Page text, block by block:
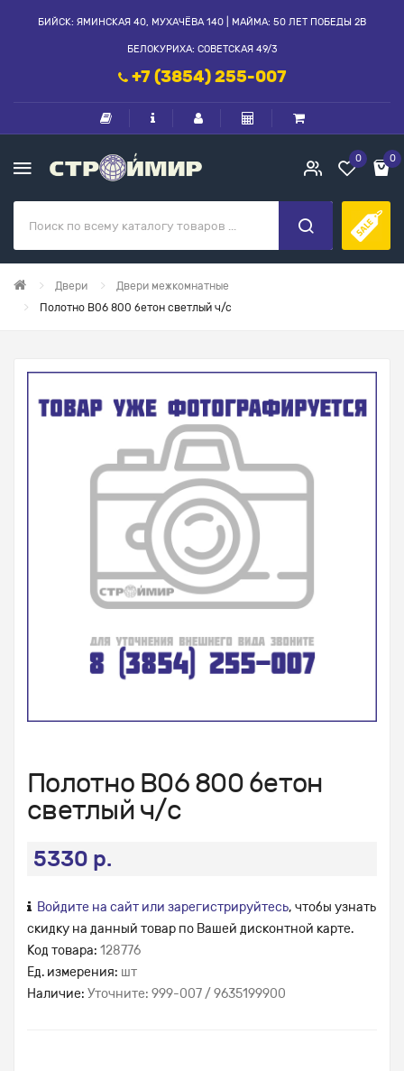
БИЙСК: ЯМИНСКАЯ 40, МУХАЧЁВА 140 | МАЙМА: 50 ЛЕТ ПОБЕДЫ 2В
БЕЛОКУРИХА: СОВЕТСКАЯ 49/3
+7 (3854) 255-007
0 0
Двери
Двери межкомнатные
Полотно В06 800 бетон светлый ч/с
Полотно В06 800 бетон
светлый ч/с
5330 р.
Войдите на сайт или зарегистрируйтесь, чтобы узнать
скидку на данный товар по Вашей дисконтной карте.
Код товара: 128776
Ед. измерения: шт
Наличие: Уточните: 999-007 / 9635199900